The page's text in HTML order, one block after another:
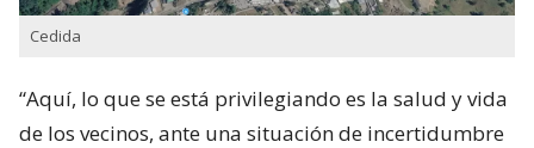
Cedida
“Aquí, lo que se está privilegiando es la salud y vida
de los vecinos, ante una situación de incertidumbre